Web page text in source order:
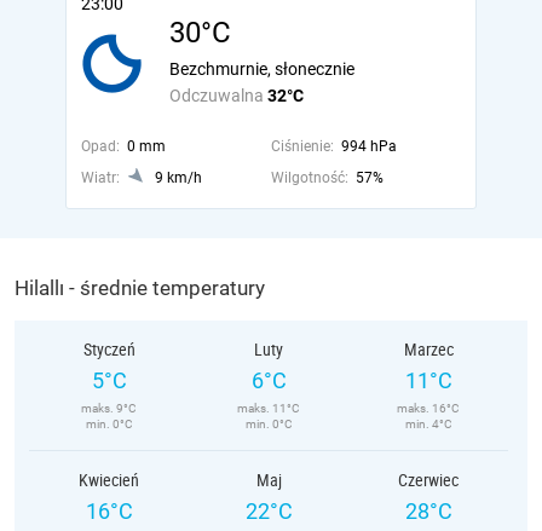
30°C
Odczuwalna 32°C
Bezchmurnie, słonecznie
Opad: 0 mm Ciśnienie: 994 hPa
Wiatr:
9 km/h Wilgotność: 57%
Hilallı - średnie temperatury
Styczeń
5°C
maks. 9°C
min. 0°C
Luty
6°C
maks. 11°C
min. 0°C
Marzec
11°C
maks. 16°C
min. 4°C
Kwiecień
16°C
Maj
22°C
Czerwiec
28°C